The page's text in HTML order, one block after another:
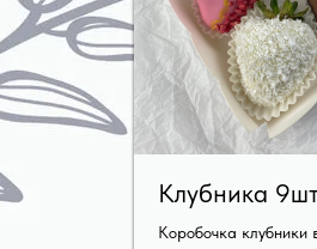
Клубника
Коробочка клубники